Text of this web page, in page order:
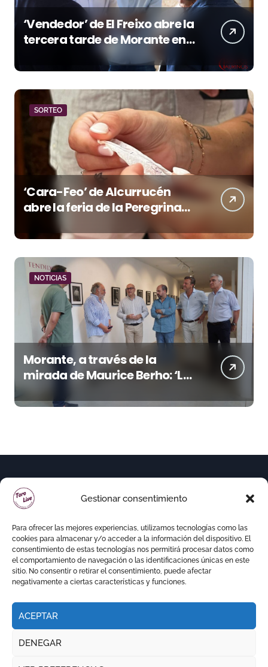
Gestionar consentimiento
Para ofrecer las mejores experiencias, utilizamos tecnologías como las
cookies para almacenar y/o acceder a la información del dispositivo. El
consentimiento de estas tecnologías nos permitirá procesar datos como
el comportamiento de navegación o las identificaciones únicas en este
sitio. No consentir o retirar el consentimiento, puede afectar
negativamente a ciertas características y funciones.
ACEPTAR
DENEGAR
‘Vendedor’ de El Freixo abre la
tercera tarde de Morante en
la temporada portuense
SORTEO
‘Cara-Feo’ de Alcurrucén
abre la feria de la Peregrina
NOTICIAS
Morante, a través de la
mirada de Maurice Berho: ‘La
belleza del misterio’ llega a La
Malagueta
Copyright © Todos los derechos reservados